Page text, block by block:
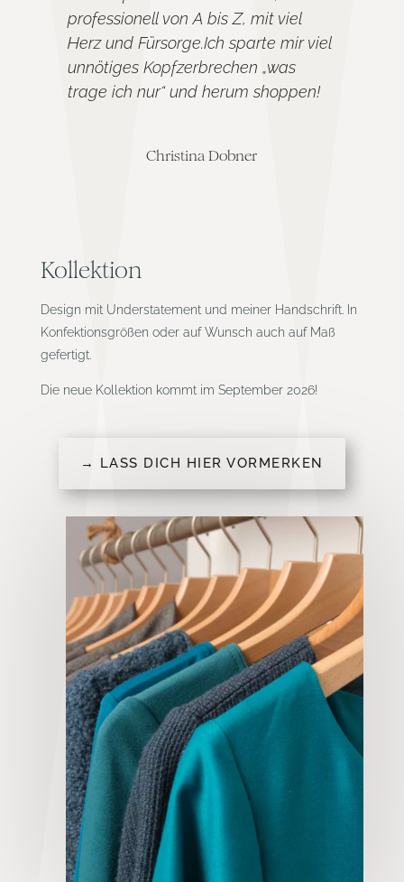
professionell von A bis Z, mit viel
Herz und Fürsorge.Ich sparte mir viel
unnötiges Kopfzerbrechen „was
trage ich nur“ und herum shoppen!
Christina Dobner
Kollektion
Design mit Understatement und meiner Handschrift. In
Konfektionsgrößen oder auf Wunsch auch auf Maß
gefertigt.
Die neue Kollektion kommt im September 2026!
→ LASS DICH HIER VORMERKEN